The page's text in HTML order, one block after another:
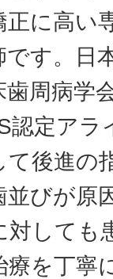
正に高い
です。日
歯周病学
認定アラ
て後進の
並びが原
対しても
療を丁寧